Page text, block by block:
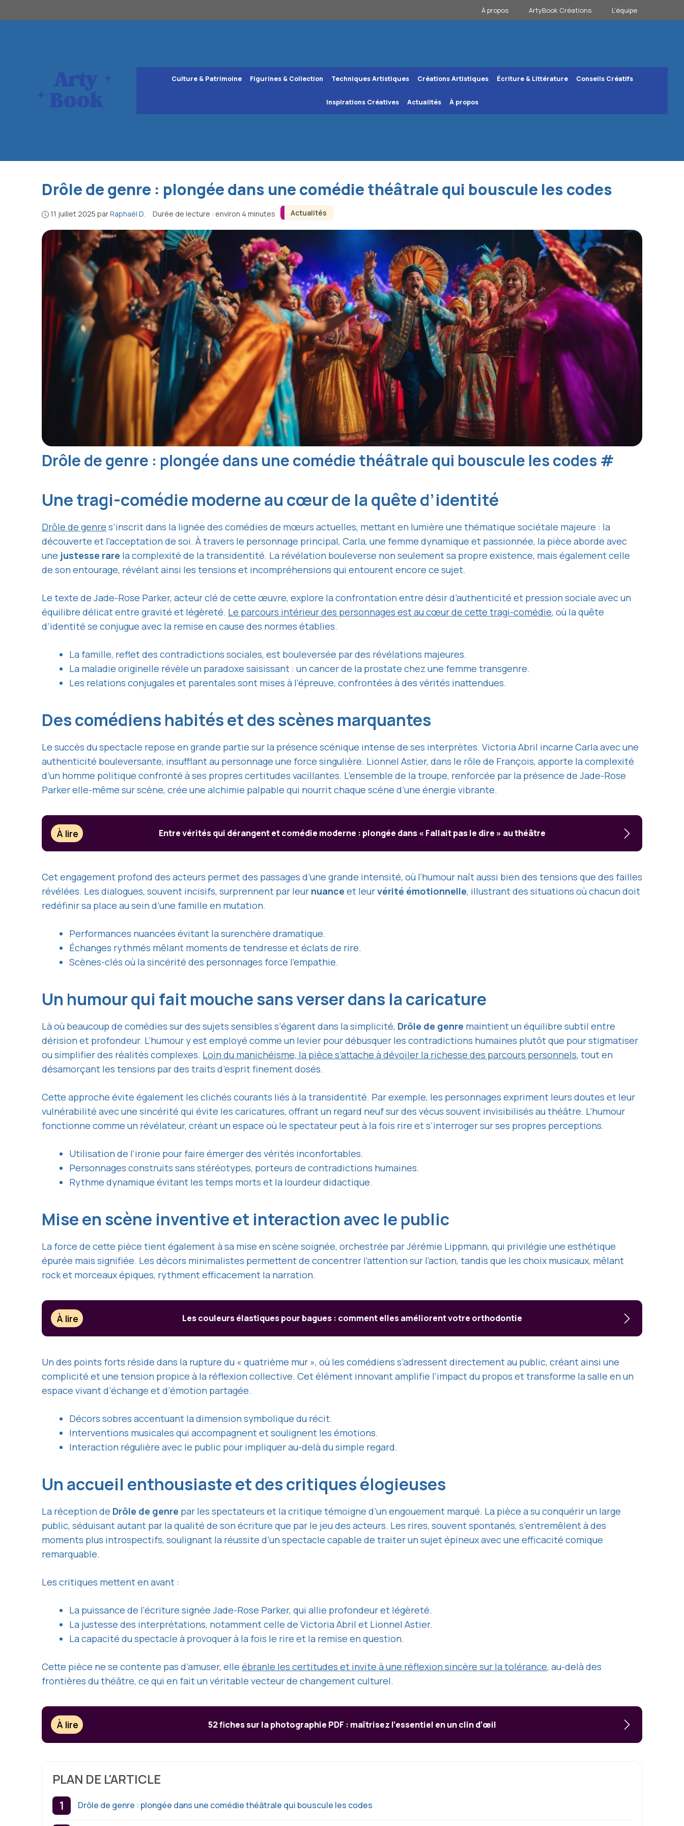
au
À propos ArtyBook Créations L’équipe
Culture & Patrimoine Figurines & Collection Techniques Artistiques Créations Artistiques Écriture & Littérature Conseils Créatifs
Inspirations Créatives Actualités À propos
Actualités
Drôle de genre : plongée dans une comédie théâtrale qui bouscule les codes
11 juillet 2025 parRaphaël D. · Durée de lecture : environ 4 minutes
Drôle de genre : plongée dans une comédie théâtrale qui bouscule les codes #
Une tragi-comédie moderne au cœur de la quête d’identité
Drôle de genre s’inscrit dans la lignée des comédies de mœurs actuelles, mettant en lumière une thématique sociétale majeure : la
découverte et l’acceptation de soi. À travers le personnage principal, Carla, une femme dynamique et passionnée, la pièce aborde avec
une justesse rare la complexité de la transidentité. La révélation bouleverse non seulement sa propre existence, mais également celle
de son entourage, révélant ainsi les tensions et incompréhensions qui entourent encore ce sujet.
Le texte de Jade-Rose Parker, acteur clé de cette œuvre, explore la confrontation entre désir d’authenticité et pression sociale avec un
équilibre délicat entre gravité et légèreté. Le parcours intérieur des personnages est au cœur de cette tragi-comédie, où la quête
d’identité se conjugue avec la remise en cause des normes établies.
La famille, reflet des contradictions sociales, est bouleversée par des révélations majeures.
La maladie originelle révèle un paradoxe saisissant : un cancer de la prostate chez une femme transgenre.
Les relations conjugales et parentales sont mises à l’épreuve, confrontées à des vérités inattendues.
Des comédiens habités et des scènes marquantes
Le succès du spectacle repose en grande partie sur la présence scénique intense de ses interprètes. Victoria Abril incarne Carla avec une
authenticité bouleversante, insufflant au personnage une force singulière. Lionnel Astier, dans le rôle de François, apporte la complexité
d’un homme politique confronté à ses propres certitudes vacillantes. L’ensemble de la troupe, renforcée par la présence de Jade-Rose
Parker elle-même sur scène, crée une alchimie palpable qui nourrit chaque scène d’une énergie vibrante.
À lire Entre vérités qui dérangent et comédie moderne : plongée dans « Fallait pas le dire » au théâtre
Cet engagement profond des acteurs permet des passages d’une grande intensité, où l’humour naît aussi bien des tensions que des failles
révélées. Les dialogues, souvent incisifs, surprennent par leur nuance et leurvérité émotionnelle, illustrant des situations où chacun doit
redéfinir sa place au sein d’une famille en mutation.
Performances nuancées évitant la surenchère dramatique.
Échanges rythmés mêlant moments de tendresse et éclats de rire.
Scènes-clés où la sincérité des personnages force l’empathie.
Un humour qui fait mouche sans verser dans la caricature
Là où beaucoup de comédies sur des sujets sensibles s’égarent dans la simplicité, Drôle de genre maintient un équilibre subtil entre
dérision et profondeur. L’humour y est employé comme un levier pour débusquer les contradictions humaines plutôt que pour stigmatiser
ou simplifier des réalités complexes. Loin du manichéisme, la pièce s’attache à dévoiler la richesse des parcours personnels, tout en
désamorçant les tensions par des traits d’esprit finement dosés.
Cette approche évite également les clichés courants liés à la transidentité. Par exemple, les personnages expriment leurs doutes et leur
vulnérabilité avec une sincérité qui évite les caricatures, offrant un regard neuf sur des vécus souvent invisibilisés au théâtre. L’humour
fonctionne comme un révélateur, créant un espace où le spectateur peut à la fois rire et s’interroger sur ses propres perceptions.
Utilisation de l’ironie pour faire émerger des vérités inconfortables.
Personnages construits sans stéréotypes, porteurs de contradictions humaines.
Rythme dynamique évitant les temps morts et la lourdeur didactique.
Mise en scène inventive et interaction avec le public
La force de cette pièce tient également à sa mise en scène soignée, orchestrée par Jérémie Lippmann, qui privilégie une esthétique
épurée mais signifiée. Les décors minimalistes permettent de concentrer l’attention sur l’action, tandis que les choix musicaux, mêlant
rock et morceaux épiques, rythment efficacement la narration.
À lire Les couleurs élastiques pour bagues : comment elles améliorent votre orthodontie
Un des points forts réside dans la rupture du « quatrième mur », où les comédiens s’adressent directement au public, créant ainsi une
complicité et une tension propice à la réflexion collective. Cet élément innovant amplifie l’impact du propos et transforme la salle en un
espace vivant d’échange et d’émotion partagée.
Décors sobres accentuant la dimension symbolique du récit.
Interventions musicales qui accompagnent et soulignent les émotions.
Interaction régulière avec le public pour impliquer au-delà du simple regard.
Un accueil enthousiaste et des critiques élogieuses
La réception de Drôle de genre par les spectateurs et la critique témoigne d’un engouement marqué. La pièce a su conquérir un large
public, séduisant autant par la qualité de son écriture que par le jeu des acteurs. Les rires, souvent spontanés, s’entremêlent à des
moments plus introspectifs, soulignant la réussite d’un spectacle capable de traiter un sujet épineux avec une efficacité comique
remarquable.
Les critiques mettent en avant :
La puissance de l’écriture signée Jade-Rose Parker, qui allie profondeur et légèreté.
La justesse des interprétations, notamment celle de Victoria Abril et Lionnel Astier.
La capacité du spectacle à provoquer à la fois le rire et la remise en question.
Cette pièce ne se contente pas d’amuser, elle ébranle les certitudes et invite à une réflexion sincère sur la tolérance, au-delà des
frontières du théâtre, ce qui en fait un véritable vecteur de changement culturel.
À lire 52 fiches sur la photographie PDF : maîtrisez l’essentiel en un clin d’œil
PLAN DE L'ARTICLE
Drôle de genre : plongée dans une comédie théâtrale qui bouscule les codes